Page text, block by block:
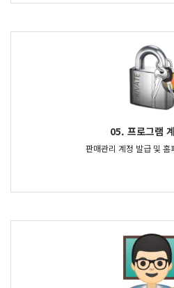
05. 프로그램
판매관리 계정 발급 및 홈